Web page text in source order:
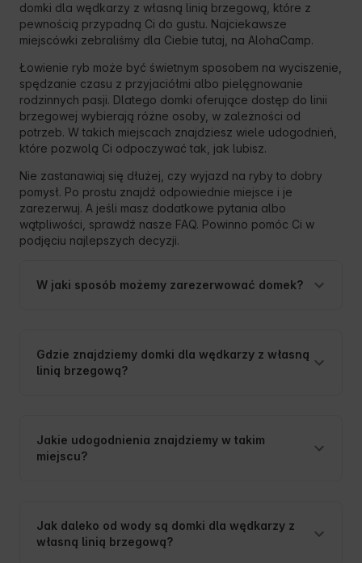
domki dla wędkarzy z własną linią brzegową, które z
pewnością przypadną Ci do gustu. Najciekawsze
miejscówki zebraliśmy dla Ciebie tutaj, na AlohaCamp.
Łowienie ryb może być świetnym sposobem na wyciszenie,
spędzanie czasu z przyjaciółmi albo pielęgnowanie
rodzinnych pasji. Dlatego domki oferujące dostęp do linii
brzegowej wybierają różne osoby, w zależności od
potrzeb. W takich miejscach znajdziesz wiele udogodnień,
które pozwolą Ci odpoczywać tak, jak lubisz.
Nie zastanawiaj się dłużej, czy wyjazd na ryby to dobry
pomysł. Po prostu znajdź odpowiednie miejsce i je
zarezerwuj. A jeśli masz dodatkowe pytania albo
wątpliwości, sprawdź nasze FAQ. Powinno pomóc Ci w
podjęciu najlepszych decyzji.
W jaki sposób możemy zarezerwować domek?
Gdzie znajdziemy domki dla wędkarzy z własną
linią brzegową?
Jakie udogodnienia znajdziemy w takim
miejscu?
Jak daleko od wody są domki dla wędkarzy z
własną linią brzegową?